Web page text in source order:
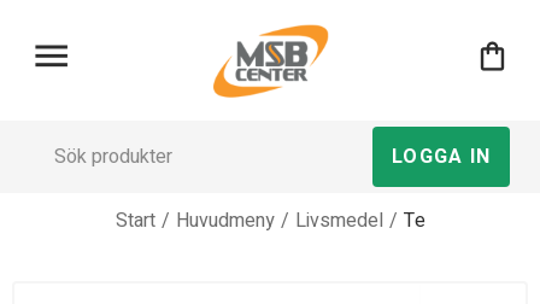
menu shopping_bag
LOGGA IN
Start / Huvudmeny / Livsmedel / Te